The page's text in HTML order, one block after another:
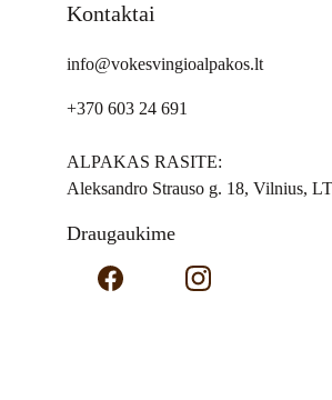
Kontaktai
info@vokesvingioalpakos.lt
Draugaukime
+370 603 24 691
ALPAKAS RASITE:
Aleksandro Strauso g. 18, Vilnius,